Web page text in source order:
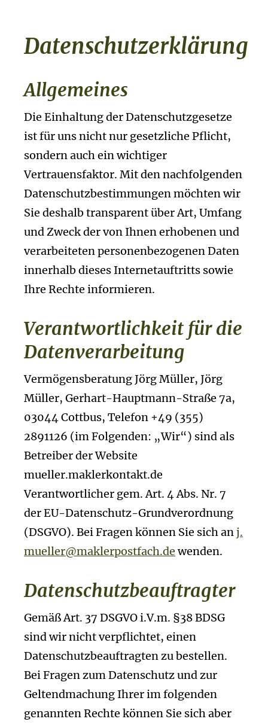
Datenschutzerklärung
Allgemeines
Die Einhaltung der Datenschutzgesetze
ist für uns nicht nur gesetzliche Pflicht,
sondern auch ein wichtiger
Vertrauensfaktor. Mit den nachfolgenden
Datenschutzbestimmungen möchten wir
Sie deshalb transparent über Art, Umfang
und Zweck der von Ihnen erhobenen und
verarbeiteten personenbezogenen Daten
innerhalb dieses Internetauftritts sowie
Ihre Rechte informieren.
Verantwortlichkeit für die
Datenverarbeitung
Vermögensberatung Jörg Müller, Jörg
Müller, Gerhart-Hauptmann-Straße 7a,
03044 Cottbus, Telefon +49 (355)
2891126 (im Folgenden: „Wir“) sind als
Betreiber der Website
mueller.maklerkontakt.de
Verantwortlicher gem. Art. 4 Abs. Nr. 7
der EU-Datenschutz-Grundverordnung
(DSGVO). Bei Fragen können Sie sich anj.
mueller@maklerpostfach.dewenden.
Datenschutzbeauftragter
Gemäß Art. 37 DSGVO i.V.m. §38 BDSG
sind wir nicht verpflichtet, einen
Datenschutzbeauftragten zu bestellen.
Bei Fragen zum Datenschutz und zur
Geltendmachung Ihrer im folgenden
genannten Rechte können Sie sich aber